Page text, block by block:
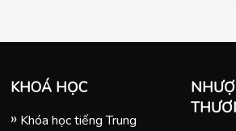
KHOÁ HỌC
Khóa học tiếng Trung